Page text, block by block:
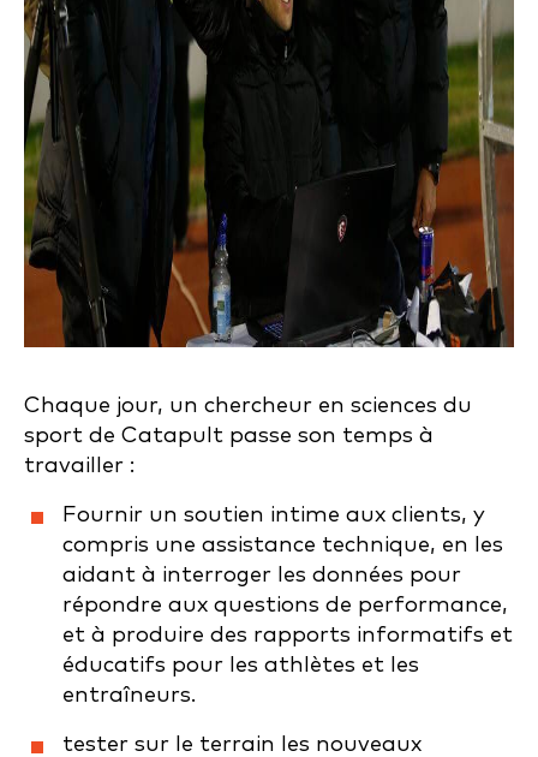
Chaque jour, un chercheur en sciences du
sport de Catapult passe son temps à
travailler :
Fournir un soutien intime aux clients, y
compris une assistance technique, en les
aidant à interroger les données pour
répondre aux questions de performance,
et à produire des rapports informatifs et
éducatifs pour les athlètes et les
entraîneurs.
tester sur le terrain les nouveaux